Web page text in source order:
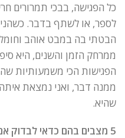
כל הפגישה, בבכי תמרורים
לספר, או לשתף בדבר.
הבטתי בה במבט אוהב וחומל
ממרחק הזמן והשנים, היא
הפגישות הכי משמעותיות
ממנה דבר, ואני נמצאת
שהיא.
5 מצבים בהם כדאי